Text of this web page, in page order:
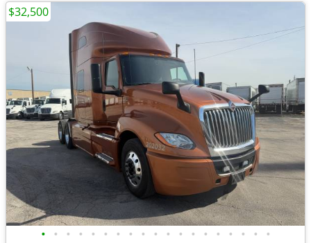
• • • • • • • • • • • • • • • • • • •
$32,500